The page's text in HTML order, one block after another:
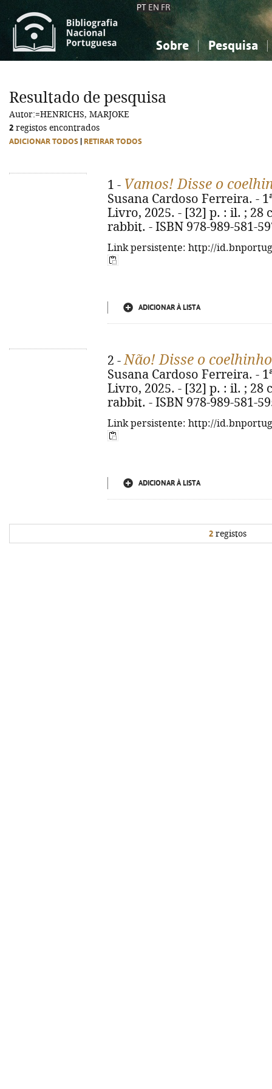
PT EN FR
Sobre Pesquisa
Ciências sociais...
Ciências sociais...
Resultado de pesquisa
Autor:=HENRICHS, MARJOKE
2 registos encontrados
ADICIONAR TODOS RETIRAR TODOS
1 - Vamos! Disse o
Susana Cardoso Ferreira. -
Livro, 2025. - [32] p. : il. ; 28
rabbit. - ISBN 978-989-581-
Link persistente: http://
ADICIONAR À LISTA
2 -Não! Disse o coelhinho
Susana Cardoso Ferreira. -
Livro, 2025. - [32] p. : il. ; 28
rabbit. - ISBN 978-989-581-
Link persistente: http://
ADICIONAR À LISTA
2 registos